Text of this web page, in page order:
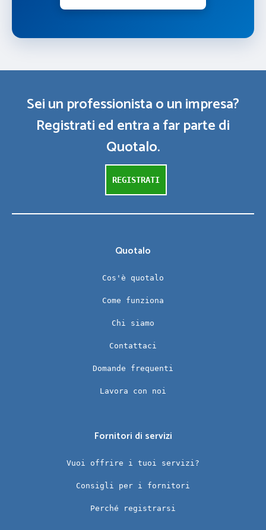
Sei un professionista o un impresa?
Registrati ed entra a far parte di
Quotalo.
REGISTRATI
Quotalo
Cos'è quotalo
Come funziona
Chi siamo
Contattaci
Domande frequenti
Lavora con noi
Fornitori di servizi
Vuoi offrire i tuoi servizi?
Consigli per i fornitori
Perché registrarsi